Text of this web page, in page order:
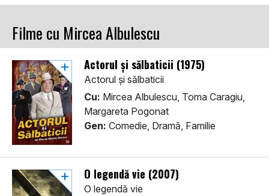
Filme cu Mircea Albulescu
Actorul și sălbaticii (1975)
Actorul și sălbaticii
Cu: Mircea Albulescu, Toma Caragiu,
Margareta Pogonat
Gen: Comedie, Dramă, Familie
O legendă vie (2007)
O legendă vie